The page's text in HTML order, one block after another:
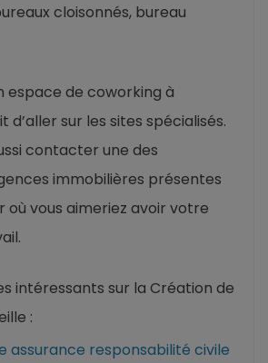
cloisonnés, bureau
espace de coworking à
d’aller sur les sites spécialisés.
contacter une des
immobilières présentes
où vous aimeriez avoir votre
intéressants sur la Création de
:
assurance responsabilité civile